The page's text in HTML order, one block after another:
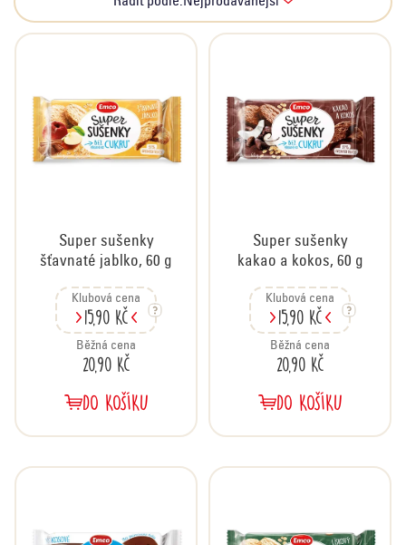
a
z
t
ů
Super sušenky
šťavnaté jablko, 60 g
Klubová cena
15,90 Kč
Běžná cena
20,90 Kč
DO KOŠÍKU
Super sušenky
kakao a kokos, 60 g
Klubová cena
15,90 Kč
Běžná cena
20,90 Kč
DO KOŠÍKU